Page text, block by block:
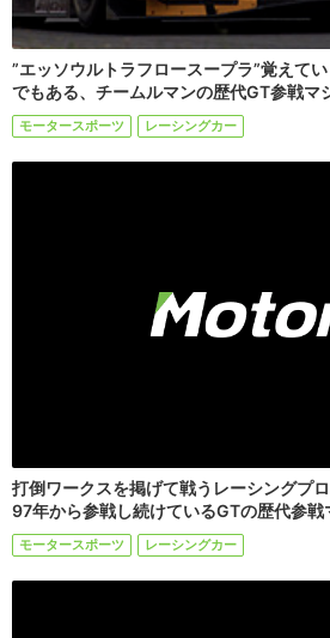
”エッソウルトラフロースープラ”覚えて
でもある、チームルマンの歴代GT参戦マ
モータースポーツ レーシングカー
打倒ワークスを掲げて戦うレーシングプ
97年から参戦し続けているGTの歴代参戦
モータースポーツ レーシングカー